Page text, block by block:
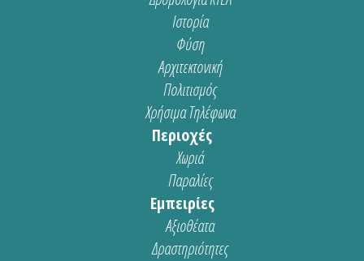
Ιστορία
Φύση
Αρχιτεκτονική
Πολιτισμός
Χρήσιμα Τηλέφωνα
Περιοχές
Χωριά
Παραλίες
Εμπειρίες
Αξιοθέατα
Δραστηριότητες